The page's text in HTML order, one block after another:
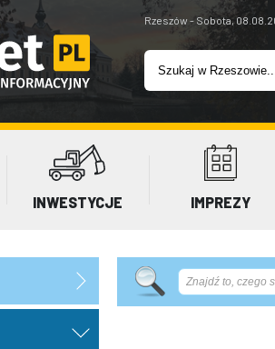
Rzeszów - Sobota,
INWESTYCJE IMPREZY